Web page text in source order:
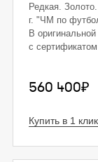
Редкая.
г. "ЧМ по
В
с
560 400₽
Купить в 1 клик